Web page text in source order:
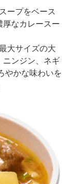
ープをベース
厚なカレースー
大サイズの大
ニンジン、ネギ
やかな味わいを